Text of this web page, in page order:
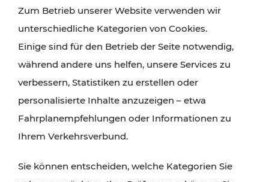
Wanderungen, Kultur und Gastronomie,
Radtouren oder purer Naturgenuss – viele
Attraktionen sind mit den Ticket- und Fahrplan-
Angeboten des VOR gut und schnell erreichbar.
Zum Betrieb unserer Website verwenden wir
unterschiedliche Kategorien von Cookies.
Einige sind für den Betrieb der Seite notwendig,
während andere uns helfen, unsere Services zu
verbessern, Statistiken zu erstellen oder
personalisierte Inhalte anzuzeigen – etwa
Fahrplanempfehlungen oder Informationen zu
Ihrem Verkehrsverbund.
Sie können entscheiden, welche Kategorien Sie